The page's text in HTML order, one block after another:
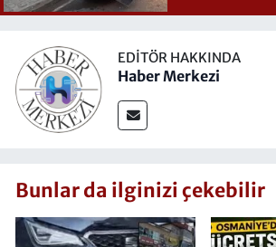
EDITÖR HAKKINDA
Haber Merkezi
Bunlar da ilginizi çekebilir